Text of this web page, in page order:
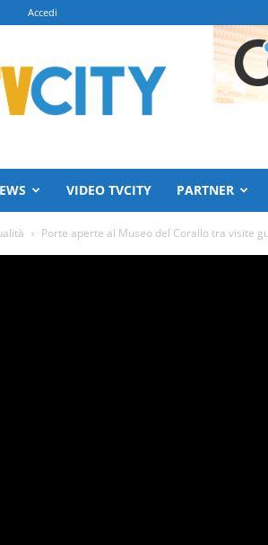
Accedi
VIDEO TVCITY PARTNER
Porte aperte al Museo del Corallo tra visite